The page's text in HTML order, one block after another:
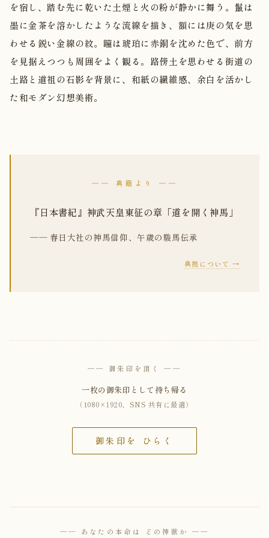
を宿し、踏む先に乾いた土煙と火の粉が静かに舞う。鬣は
墨に金茶を溶かしたような流線を描き、額には庚の気を思
わせる鋭い金線の紋。瞳は琥珀に赤銅を沈めた色で、前方
を見据えつつも周囲をよく観る。路傍土を思わせる街道の
土路と道祖の石影を背景に、和紙の繊維感、余白を活かし
た和モダン幻想美術。
── 典籍より ──
『日本書紀』神武天皇東征の章「道を開く神馬」
── 春日大社の神馬信仰、午歳の駿馬伝承
典拠について →
── 御朱印を頂く ──
一枚の御朱印として持ち帰る
（1080×1920、SNS 共有に最適）
御朱印を ひらく
── あなたの本命は どの神獣か ──